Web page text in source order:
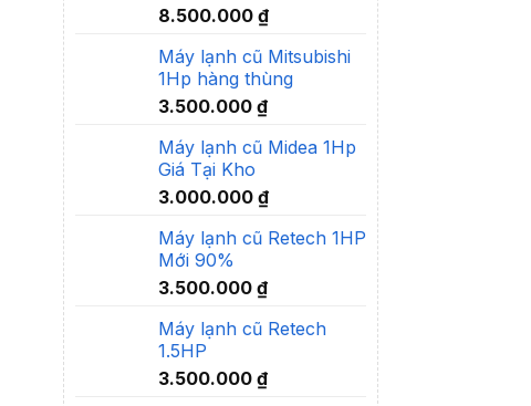
8.500.000 ₫
Máy lạnh cũ Mitsubishi
1Hp hàng thùng
3.500.000 ₫
Máy lạnh cũ Midea 1Hp
Giá Tại Kho
3.000.000 ₫
Máy lạnh cũ Retech 1HP
Mới 90%
3.500.000 ₫
Máy lạnh cũ Retech
1.5HP
3.500.000 ₫